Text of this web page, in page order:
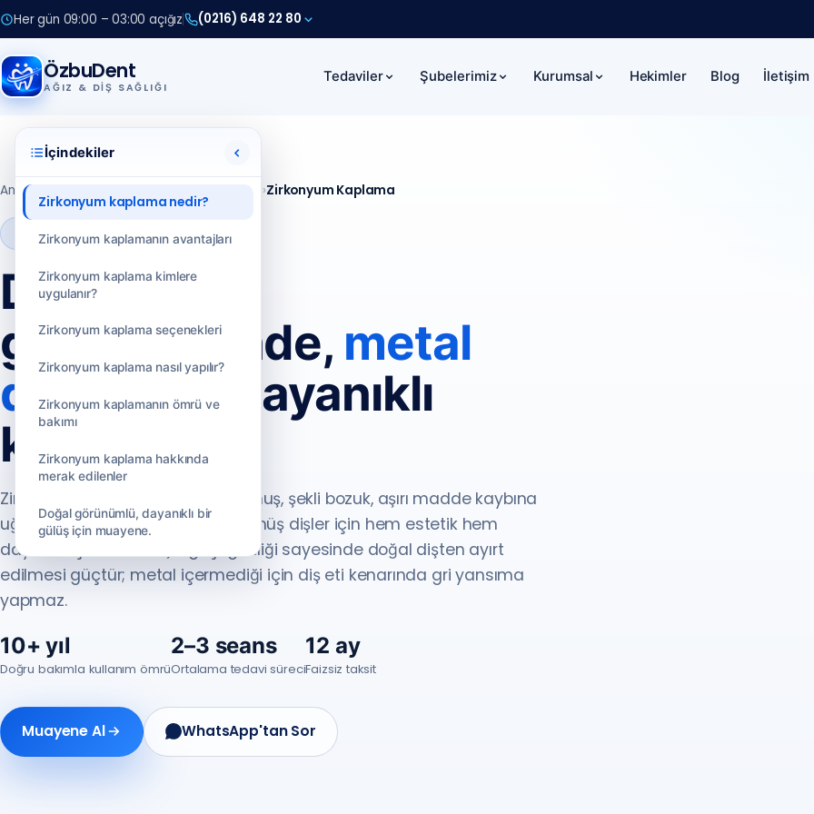
Her gün 09:00 – 03:00 açığız
(0216) 648 22 80
(0212) 909 88 80
ÖzbuDent
AĞIZ & DIŞ SAĞLIĞI
Tedaviler Şubelerimiz Kurumsal Hekimler Blog İletişim
Ana Sayfa ›Zirkonyum Kaplama
Estetik Gülüş
Doğal diş
görünümünde, metal
desteksiz dayanıklı
kaplama.
Zirkonyum kaplama; rengi bozulmuş, şekli bozuk, aşırı madde kaybına
uğramış veya kanal tedavisi görmüş dişler için hem estetik hem
dayanıklı çözümdür. Işık geçirgenliği sayesinde doğal dişten ayırt
edilmesi güçtür; metal içermediği için diş eti kenarında gri yansıma
yapmaz.
10+ yıl
Doğru bakımla kullanım ömrü
2–3 seans
Ortalama tedavi süreci
12 ay
Faizsiz taksit
Muayene Al WhatsApp'tan Sor
İçindekiler
Zirkonyum kaplama nedir?
Zirkonyum kaplamanın avantajları
Zirkonyum kaplama kimlere
uygulanır?
Zirkonyum kaplama seçenekleri
Zirkonyum kaplama nasıl yapılır?
Zirkonyum kaplamanın ömrü ve
bakımı
Zirkonyum kaplama hakkında
merak edilenler
Doğal görünümlü, dayanıklı bir
gülüş için muayene.